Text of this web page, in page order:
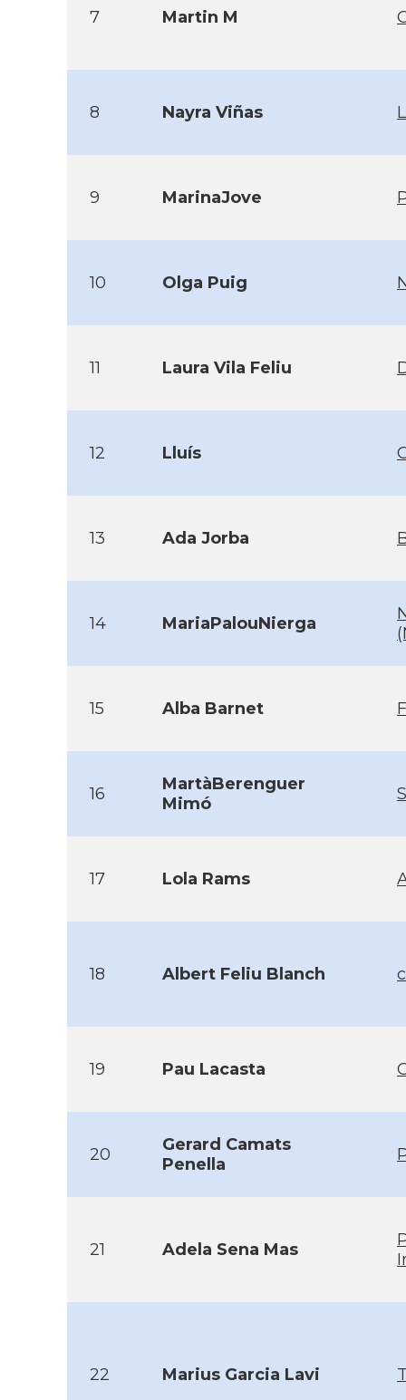
7 Martin M
8 Nayra Viñas
9 MarinaJove
10 Olga Puig
11 Laura Vila Feliu
12 Lluís
13 Ada Jorba
14 MariaPalouNierga
15 Alba Barnet
16
MartàBerenguer
Mimó
17 Lola Rams
18 Albert Feliu Blanch
19 Pau Lacasta
20
Gerard Camats
Penella
21 Adela Sena Mas
22 Marius Garcia Lavi